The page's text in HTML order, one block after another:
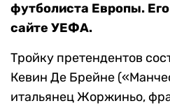
футболиста Европы. Его
сайте УЕФА.
Тройку претендентов
Кевин Де Брейне
итальянец Жоржиньо,